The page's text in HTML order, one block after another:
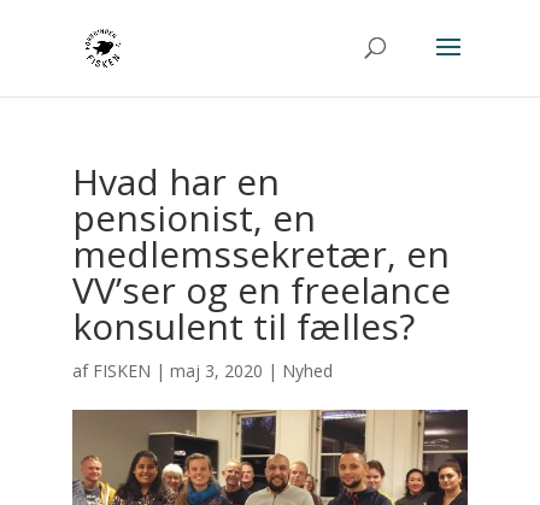
Hvad har en
pensionist, en
medlemssekretær, en
VV’ser og en freelance
konsulent til fælles?
af FISKEN | maj 3, 2020 | Nyhed